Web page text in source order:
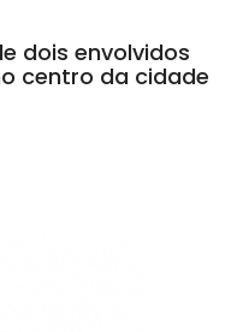
dois envolvidos
centro da cidade